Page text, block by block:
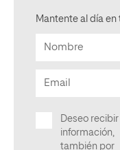
Mantente al día